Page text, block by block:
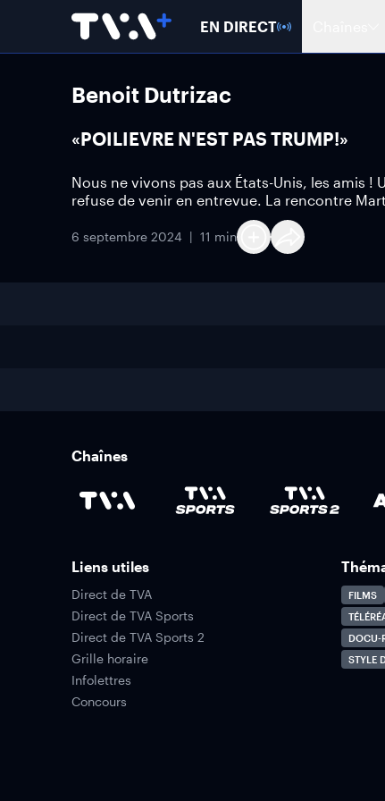
EN DIRECT
Benoit Dutrizac
«POILIEVRE N'EST PAS TRUMP!»
Nous ne vivons pas aux États-Unis, les amis !
refuse de venir en entrevue. La rencontre
6 septembre 2024 11 min
Chaînes
Liens utiles
Direct de TVA
Direct de TVA Sports
Direct de TVA Sports 2
Grille horaire
Infolettres
Concours
FILMS
DOCU-
STYLE